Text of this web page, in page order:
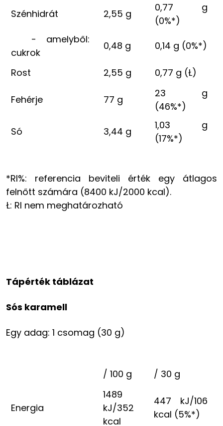
Szénhidrát
2,55 g
0,77 g
(0%*)
- amelyből:
cukrok
0,48 g 0,14 g (0%*)
Rost 2,55 g 0,77 g (Ł)
Fehérje 77 g
23 g
(46%*)
Só
3,44 g
1,03 g
(17%*)
*RI%: referencia beviteli érték egy átlagos
felnőtt számára (8400 kJ/2000 kcal).
Ł: RI nem meghatározható
Tápérték táblázat
Sós karamell
Egy adag: 1 csomag (30 g)
/ 100 g / 30 g
Energia
1489
kJ/352
kcal
447 kJ/106
kcal (5%*)